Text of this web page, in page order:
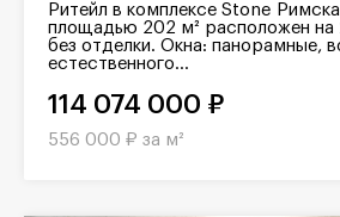
Ритейл в комплексе Stone
площадью 202 м² расположен на
без отделки. Окна: панорамные,
естественного...
114 074 000 ₽
556 000 ₽ за м²